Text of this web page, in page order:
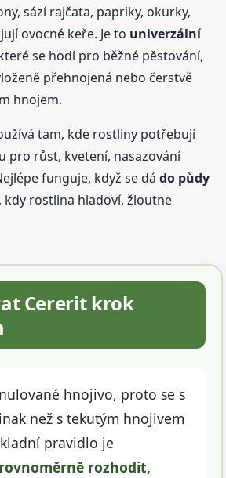
sází rajčata, papriky, okurky,
ovocné keře. Je to univerzální
se hodí pro běžné pěstování,
přehnojená nebo čerstvě
hnojem.
tam, kde rostliny potřebují
pro růst, kvetení, nasazování
funguje, když se dádo půdy
kdy rostlina hladoví, žloutne
Cererit krok
hnojivo, proto se s
než s tekutým hnojivem
pravidlo je
rovnoměrně rozhodit,